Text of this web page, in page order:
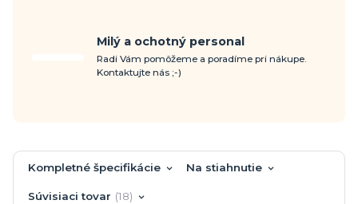
Milý a ochotný personal
Radi Vám pomôžeme a poradíme pri nákupe.
Kontaktujte nás ;-)
Kompletné špecifikácie Na stiahnutie
Súvisiaci tovar 18